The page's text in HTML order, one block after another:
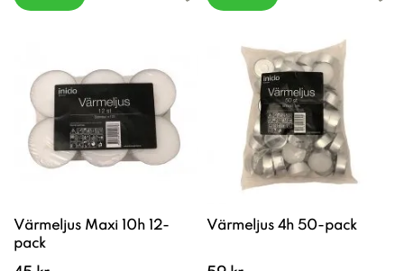
Värmeljus Maxi 10h 12-
pack
Värmeljus 4h 50-pack